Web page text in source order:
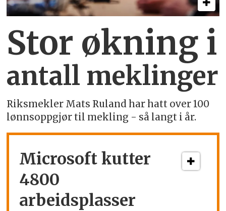
Stor økning i
antall meklinger
Riksmekler Mats Ruland har hatt over 100
lønnsoppgjør til mekling - så langt i år.
Microsoft kutter
4800
arbeidsplasser